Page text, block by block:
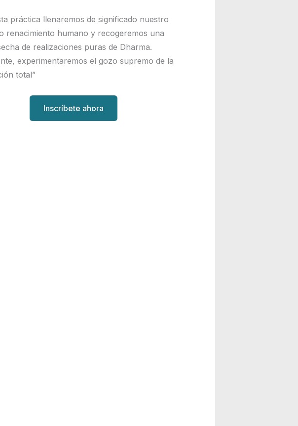
práctica llenaremos de significado nuestro
renacimiento humano y recogeremos una
de realizaciones puras de Dharma.
experimentaremos el gozo supremo de la
total”
Inscríbete ahora